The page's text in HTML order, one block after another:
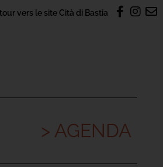
vers le site Cità di Bastia
> AGENDA